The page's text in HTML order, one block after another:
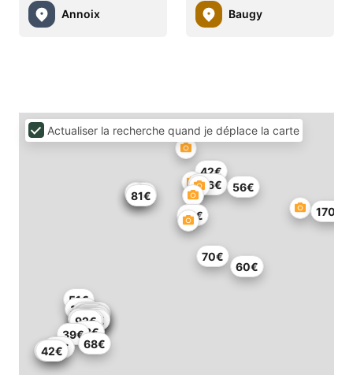
Annoix Baugy
81€
76€
170€
42€
60€
346€
75€
70€
101€
56€
133€
56€
68€
36€
92€
67€
114€
108€
167€
91€
53€
51€
33€
67€
42€
72€
75€
39€
92€
Actualiser la recherche quand je déplace la carte